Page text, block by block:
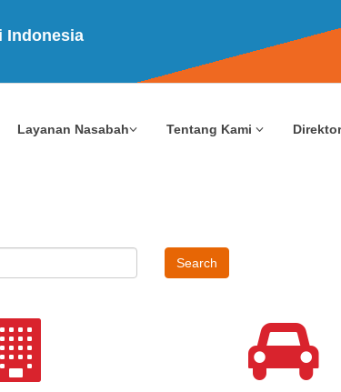
Indonesia
Layanan Nasabah Tentang Kami